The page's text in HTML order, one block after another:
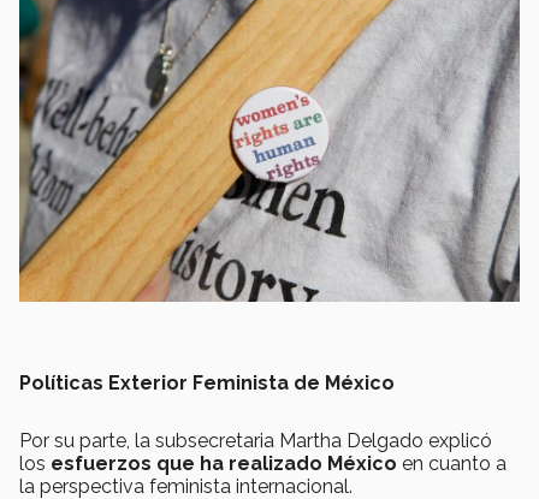
Políticas Exterior Feminista de México
Por su parte, la subsecretaria Martha Delgado explicó
los esfuerzos que ha realizado México en cuanto a
la perspectiva feminista internacional.